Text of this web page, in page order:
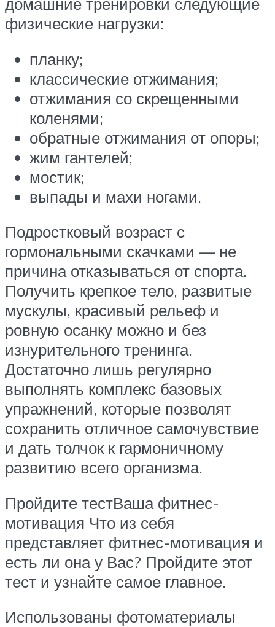
физические нагрузки:
планку;
классические отжимания;
отжимания со скрещенными
коленями;
обратные отжимания от опоры;
жим гантелей;
мостик;
выпады и махи ногами.
Подростковый возраст с
гормональными скачками — не
причина отказываться от спорта.
Получить крепкое тело, развитые
мускулы, красивый рельеф и
ровную осанку можно и без
изнурительного тренинга.
Достаточно лишь регулярно
выполнять комплекс базовых
упражнений, которые позволят
сохранить отличное самочувствие
и дать толчок к гармоничному
развитию всего организма.
Пройдите тестВаша фитнес-
мотивация Что из себя
представляет фитнес-мотивация и
есть ли она у Вас? Пройдите этот
тест и узнайте самое главное.
Использованы фотоматериалы